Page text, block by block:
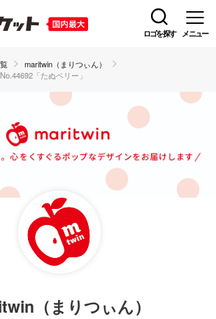
ロゴを探す メニュー
maritwin（まりつぃん）
No.44692「たぬベリー」
（まりつぃん）